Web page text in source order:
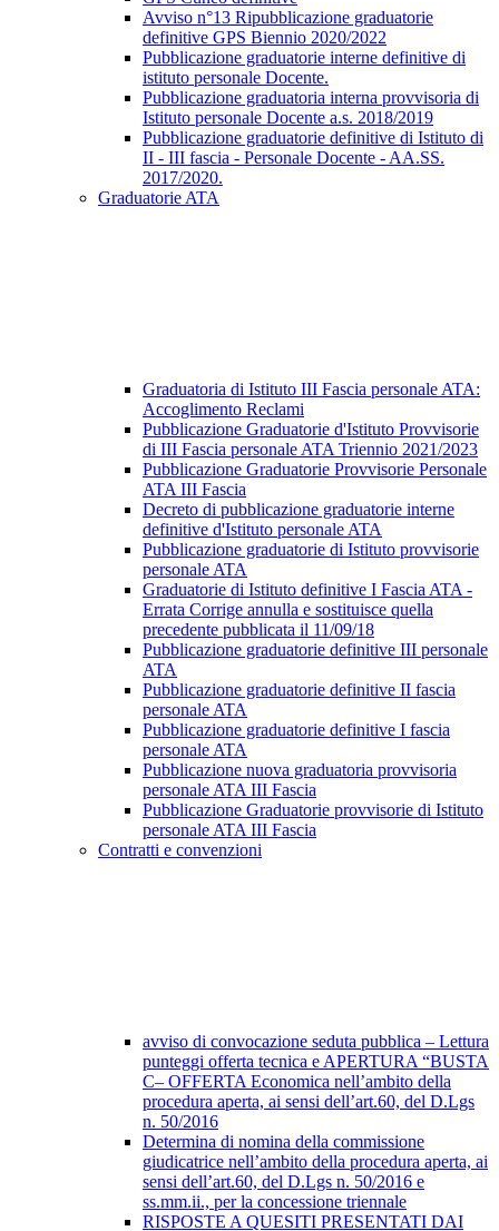
Avviso n°13 Ripubblicazione graduatorie
definitive GPS Biennio 2020/2022
Pubblicazione graduatorie interne definitive di
istituto personale Docente.
Pubblicazione graduatoria interna provvisoria di
Istituto personale Docente a.s. 2018/2019
Pubblicazione graduatorie definitive di Istituto di
II - III fascia - Personale Docente - AA.SS.
2017/2020.
Graduatorie ATA
Graduatoria di Istituto III Fascia personale ATA:
Accoglimento Reclami
Pubblicazione Graduatorie d'Istituto Provvisorie
di III Fascia personale ATA Triennio 2021/2023
Pubblicazione Graduatorie Provvisorie Personale
ATA III Fascia
Decreto di pubblicazione graduatorie interne
definitive d'Istituto personale ATA
Pubblicazione graduatorie di Istituto provvisorie
personale ATA
Graduatorie di Istituto definitive I Fascia ATA -
Errata Corrige annulla e sostituisce quella
precedente pubblicata il 11/09/18
Pubblicazione graduatorie definitive III personale
ATA
Pubblicazione graduatorie definitive II fascia
personale ATA
Pubblicazione graduatorie definitive I fascia
personale ATA
Pubblicazione nuova graduatoria provvisoria
personale ATA III Fascia
Pubblicazione Graduatorie provvisorie di Istituto
personale ATA III Fascia
Contratti e convenzioni
avviso di convocazione seduta pubblica – Lettura
punteggi offerta tecnica e APERTURA “BUSTA
C– OFFERTA Economica nell’ambito della
procedura aperta, ai sensi dell’art.60, del D.Lgs
n. 50/2016
Determina di nomina della commissione
giudicatrice nell’ambito della procedura aperta, ai
sensi dell’art.60, del D.Lgs n. 50/2016 e
ss.mm.ii., per la concessione triennale
RISPOSTE A QUESITI PRESENTATI DAI